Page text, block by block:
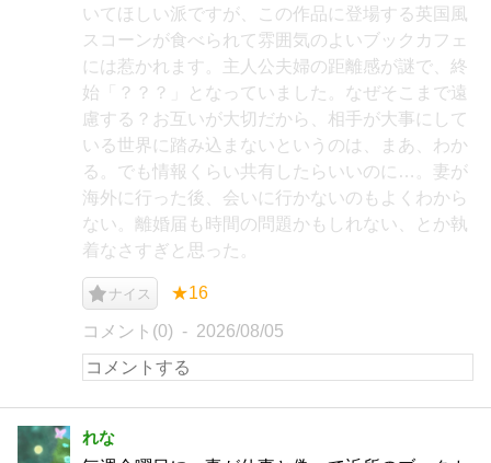
いてほしい派ですが、この作品に登場する英国風
スコーンが食べられて雰囲気のよいブックカフェ
には惹かれます。主人公夫婦の距離感が謎で、終
始「？？？」となっていました。なぜそこまで遠
慮する？お互いが大切だから、相手が大事にして
いる世界に踏み込まないというのは、まあ、わか
る。でも情報くらい共有したらいいのに…。妻が
海外に行った後、会いに行かないのもよくわから
ない。離婚届も時間の問題かもしれない、とか執
着なさすぎと思った。
ナイス ★16
コメント(0) 2026/08/05
れな